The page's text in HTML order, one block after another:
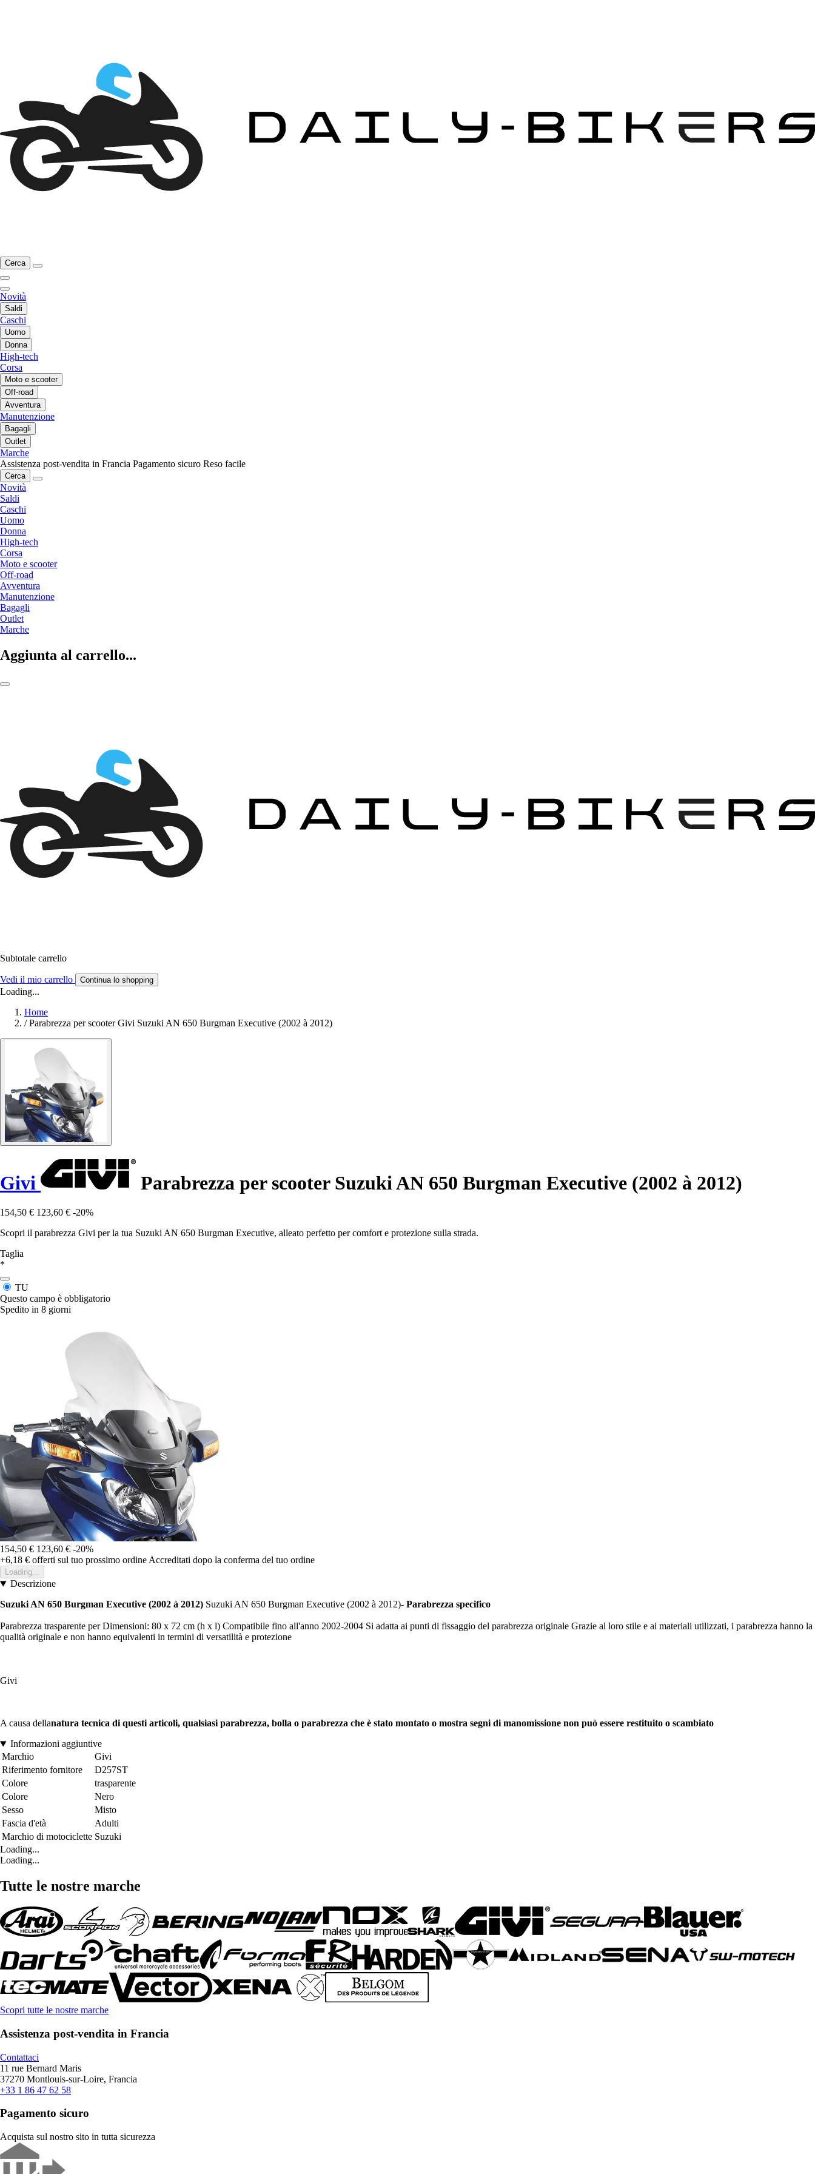
Cerca
Novità
Saldi
Caschi
Uomo
Donna
High-tech
Corsa
Moto e scooter
Off-road
Avventura
Manutenzione
Bagagli
Outlet
Marche
Assistenza post-vendita in Francia Pagamento sicuro Reso facile
Cerca
Novità
Saldi
Caschi
Uomo
Donna
High-tech
Corsa
Moto e scooter
Off-road
Avventura
Manutenzione
Bagagli
Outlet
Marche
Aggiunta al carrello...
Subtotale carrello
Vedi il mio carrello Continua lo shopping
Loading...
Home
/ Parabrezza per scooter Givi Suzuki AN 650 Burgman Executive (2002 à 2012)
Givi Parabrezza per scooter Suzuki AN 650 Burgman Executive (2002 à 2012)
154,50 € 123,60 € -20%
Scopri il parabrezza Givi per la tua Suzuki AN 650 Burgman Executive, alleato perfetto per comfort e protezione sulla strada.
Taglia
*
TU
Questo campo è obbligatorio
Spedito in 8 giorni
154,50 € 123,60 € -20%
+6,18 € offerti sul tuo prossimo ordine Accreditati dopo la conferma del tuo ordine
Loading...
Descrizione
Suzuki AN 650 Burgman Executive (2002 à 2012) Suzuki AN 650 Burgman Executive (2002 à 2012)- Parabrezza specifico
Parabrezza trasparente per Dimensioni: 80 x 72 cm (h x l) Compatibile fino all'anno 2002-2004 Si adatta ai punti di fissaggio del parabrezza originale Grazie al loro stile e ai materiali utilizzati, i parabrezza hanno la
qualità originale e non hanno equivalenti in termini di versatilità e protezione
Givi
A causa dellanatura tecnica di questi articoli, qualsiasi parabrezza, bolla o parabrezza che è stato montato o mostra segni di manomissione non può essere restituito o scambiato
Informazioni aggiuntive
Marchio
Givi
Riferimento fornitore
D257ST
Colore
trasparente
Colore
Nero
Sesso
Misto
Fascia d'età
Adulti
Marchio di motociclette Suzuki
Loading...
Loading...
Tutte le nostre marche
Scopri tutte le nostre marche
Assistenza post-vendita in Francia
Contattaci
11 rue Bernard Maris
37270 Montlouis-sur-Loire, Francia
+33 1 86 47 62 58
Pagamento sicuro
Acquista sul nostro sito in tutta sicurezza